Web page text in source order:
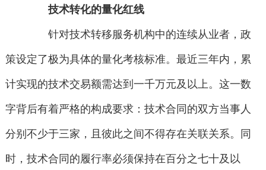
技术转化的量化红线
针对技术转移服务机构中的连续从业者，政
策设定了极为具体的量化考核标准。最近三年内，累
计实现的技术交易额需达到一千万元及以上。这一数
字背后有着严格的构成要求：技术合同的双方当事人
分别不少于三家，且彼此之间不得存在关联关系。同
时，技术合同的履行率必须保持在百分之七十及以